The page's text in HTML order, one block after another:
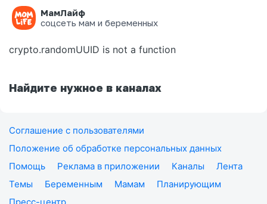
МамЛайф
соцсеть мам и беременных
Ошибка на странице
crypto.randomUUID is not a function
Найдите нужное в каналах
Соглашение с пользователями
Положение об обработке персональных данных
Помощь
Реклама в приложении Каналы
Лента
Темы
Беременным Мамам
Планирующим